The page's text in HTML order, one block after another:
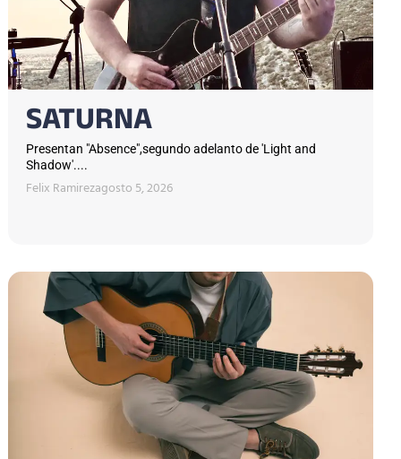
SATURNA
Presentan "Absence",segundo adelanto de 'Light and
Shadow'....
Felix Ramirezagosto 5, 2026